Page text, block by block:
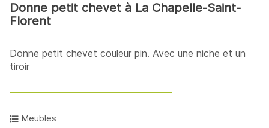
Donne petit chevet à La Chapelle-Saint-
Florent
Donne petit chevet couleur pin. Avec une niche et un
tiroir
Meubles